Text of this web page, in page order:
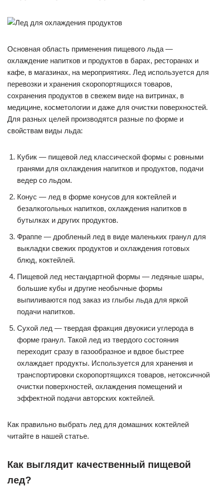
Основная область применения пищевого льда —
охлаждение напитков и продуктов в барах, ресторанах и
кафе, в магазинах, на мероприятиях. Лед используется для
перевозки и хранения скоропортящихся товаров,
сохранения продуктов в свежем виде на витринах, в
медицине, косметологии и даже для очистки поверхностей.
Для разных целей производятся разные по форме и
свойствам виды льда:
Кубик — пищевой лед классической формы с ровными
гранями для охлаждения напитков и продуктов, подачи
ведер со льдом.
Конус — лед в форме конусов для коктейлей и
безалкогольных напитков, охлаждения напитков в
бутылках и других продуктов.
Фраппе — дробленый лед в виде маленьких гранул для
выкладки свежих продуктов и охлаждения готовых
блюд, коктейлей.
Пищевой лед нестандартной формы — ледяные шары,
большие кубы и другие необычные формы
выпиливаются под заказ из глыбы льда для яркой
подачи напитков.
Сухой лед — твердая фракция двуокиси углерода в
форме гранул. Такой лед из твердого состояния
переходит сразу в газообразное и вдвое быстрее
охлаждает продукты. Используется для хранения и
транспортировки скоропортящихся товаров, нетоксичной
очистки поверхностей, охлаждения помещений и
эффектной подачи авторских коктейлей.
Как правильно выбрать лед для домашних коктейлей
читайте в нашей статье.
Как выглядит качественный пищевой
лед?